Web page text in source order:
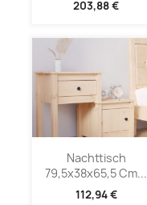
203,88 €
Nachttisch
79,5x38x65,5 Cm...
112,94 €